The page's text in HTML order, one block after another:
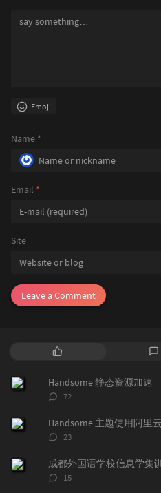
Emoji
Name *
Email *
Site
Leave a Comment
P
r
r
t
t
Handsome 静态资源加速
评
数：
72
Handsome 主题使用阿里
评
数：
23
成都外国语学校信息学集
评
15